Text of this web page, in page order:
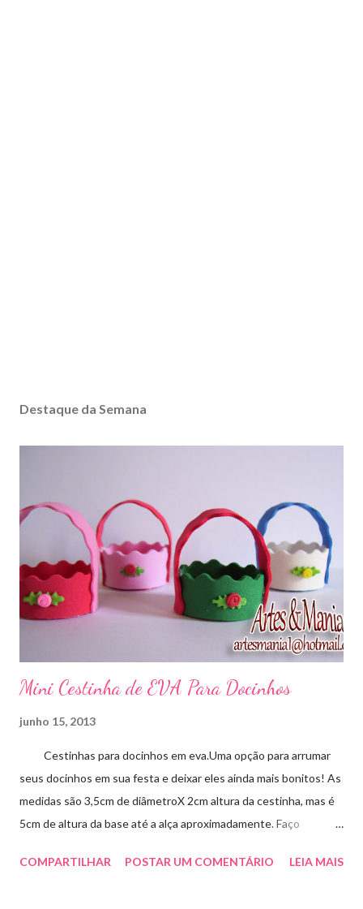
Destaque da Semana
Mini Cestinha de EVA Para Docinhos
junho 15, 2013
Cestinhas para docinhos em eva.Uma opção para arrumar
seus docinhos em sua festa e deixar eles ainda mais bonitos! As
medidas são 3,5cm de diâmetroX 2cm altura da cestinha, mas é
5cm de altura da base até a alça aproximadamente. Faço
enfeitar sua festa!!! artesmania1@hotmail.com
COMPARTILHAR POSTAR UM COMENTÁRIO LEIA MAIS